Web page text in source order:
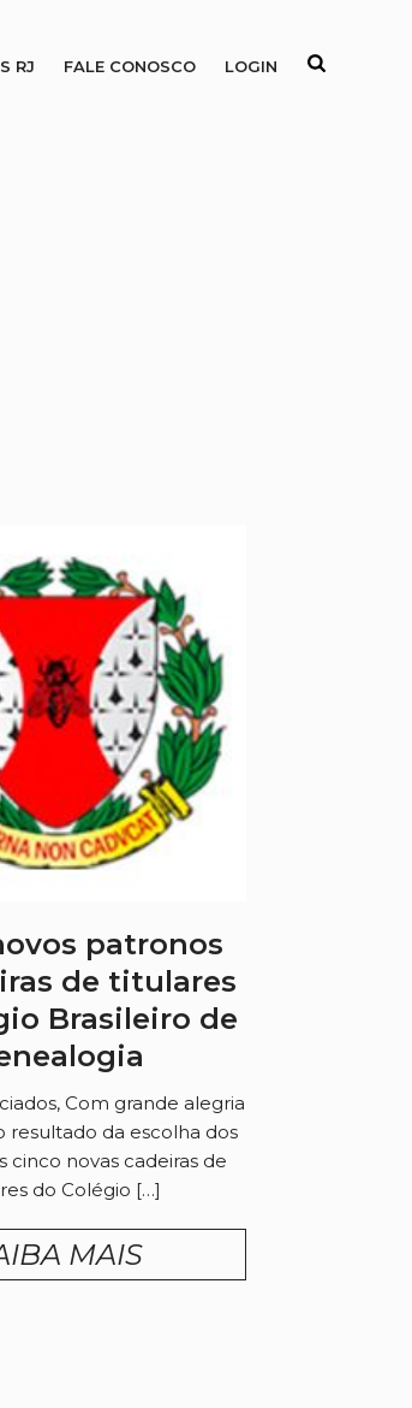
RJ FALE CONOSCO LOGIN
patronos
de titulares
Brasileiro de
Com grande alegria
resultado da escolha dos
cinco novas cadeiras de
do Colégio […]
MAIS